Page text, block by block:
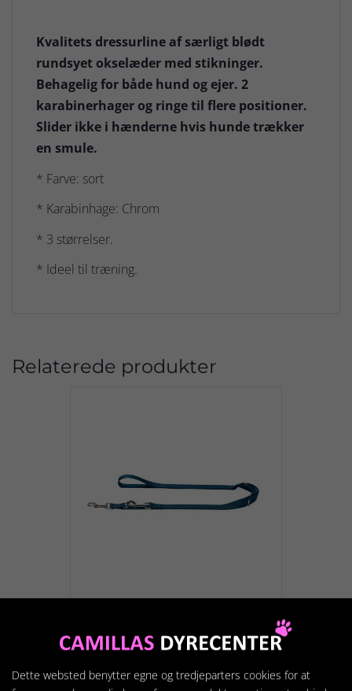
Kvalitets dressurline af særligt blødt
rundsyet okselæder med stikninger.
Behagelig for både hund og ejer. 2
karabinerhager og ringe til flere positioner.
Slider ikke i hænderne hvis hunde trækker
en smule.
* Farve: sort
* Karabinhage: Chrom
* 3 størrelser.
* Ideel til træning.
Relaterede produkter
Hunter Dressur Line
model Lodon - Mørkeblå
89,95 kr.
Dette websted benytter egne og tredjeparters cookies for at